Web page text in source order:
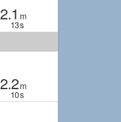
2.1 m
13s
2.2m
10s